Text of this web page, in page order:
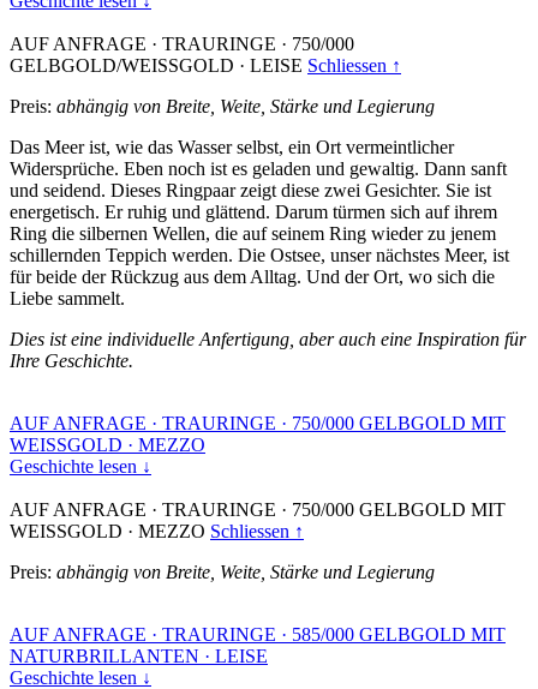
AUF ANFRAGE · TRAURINGE · 750/000
GELBGOLD/WEISSGOLD · LEISE Schliessen ↑
Preis: abhängig von Breite, Weite, Stärke und Legierung
Das Meer ist, wie das Wasser selbst, ein Ort vermeintlicher
Widersprüche. Eben noch ist es geladen und gewaltig. Dann sanft
und seidend. Dieses Ringpaar zeigt diese zwei Gesichter. Sie ist
energetisch. Er ruhig und glättend. Darum türmen sich auf ihrem
Ring die silbernen Wellen, die auf seinem Ring wieder zu jenem
schillernden Teppich werden. Die Ostsee, unser nächstes Meer, ist
für beide der Rückzug aus dem Alltag. Und der Ort, wo sich die
Liebe sammelt.
Dies ist eine individuelle Anfertigung, aber auch eine Inspiration für
Ihre Geschichte.
AUF ANFRAGE · TRAURINGE · 750/000 GELBGOLD MIT
WEISSGOLD · MEZZO
Geschichte lesen ↓
AUF ANFRAGE · TRAURINGE · 750/000 GELBGOLD MIT
WEISSGOLD · MEZZO Schliessen ↑
Preis: abhängig von Breite, Weite, Stärke und Legierung
AUF ANFRAGE · TRAURINGE · 585/000 GELBGOLD MIT
NATURBRILLANTEN · LEISE
Geschichte lesen ↓